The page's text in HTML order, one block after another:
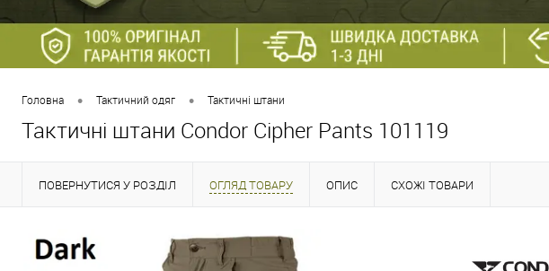
Головна • Тактичний одяг • Тактичні штани
Тактичні штани Condor Cipher Pants 101119
ПОВЕРНУТИСЯ У РОЗДІЛ ОГЛЯД ТОВАРУ ОПИС СХОЖІ ТОВАРИ